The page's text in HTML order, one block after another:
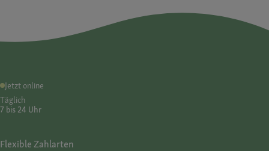
Jetzt online
Täglich
7 bis 24 Uhr
Flexible Zahlarten